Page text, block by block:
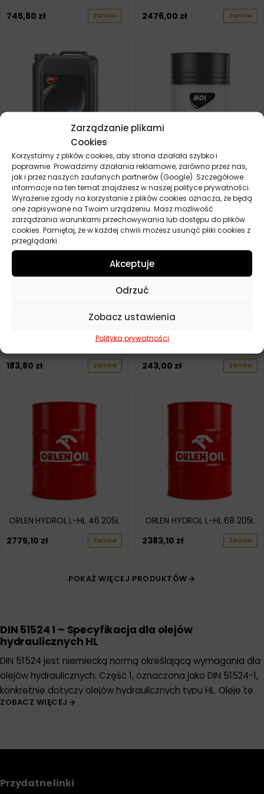
Zarządzanie plikami
Cookies
Korzystamy z plików cookies, aby strona działała szybko i
poprawnie. Prowadzimy działania reklamowe, zarówno przez nas,
jak i przez naszych zaufanych partnerów (Google). Szczegółowe
informacje na ten temat znajdziesz w naszej polityce prywatności.
Wyrażenie zgody na korzystanie z plików cookies oznacza, że będą
one zapisywane na Twoim urządzeniu. Masz możliwość
zarządzania warunkami przechowywania lub dostępu do plików
cookies. Pamiętaj, że w każdej chwili możesz usunąć pliki cookies z
przeglądarki.
Akceptuje
Odrzuć
Zobacz ustawienia
Polityka prywatności
745,80 zł Zamów
2476,00 zł Zamów
MOL TCL 46 10L
121,70zł Zamów
MOL TCL 68 180KG
2404,20zł Zamów
ROTOR HYDRAULIC HL 32 20L
183,80 zł Zamów
ORLEN HYDROL L-HL 68 20L
243,00 zł Zamów
ORLEN HYDROL L-HL 46 205L
2775,10 zł Zamów
ORLEN HYDROL L-HL 68 205L
2383,10 zł Zamów
POKAŻ WIĘCEJ PRODUKTÓW
DIN 51524 1 – Specyfikacja dla olejów
hydraulicznych HL
DIN 51524 jest niemiecką normą określającą wymagania dla
olejów hydraulicznych. Część 1, oznaczona jako DIN 51524-1,
konkretnie dotyczy olejów hydraulicznych typu HL. Oleje te
są używane w wielu systemach hydraulicznych, gdzie
ZOBACZ WIĘCEJ
Przydatne linki